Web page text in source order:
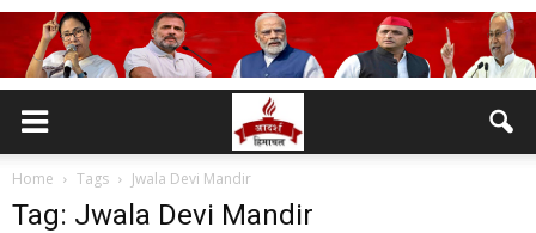
Home Tags Jwala Devi Mandir
Tag: Jwala Devi Mandir